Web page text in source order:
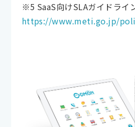
※5 SaaS向けSLAガイドライ
https://www.meti.go.jp/